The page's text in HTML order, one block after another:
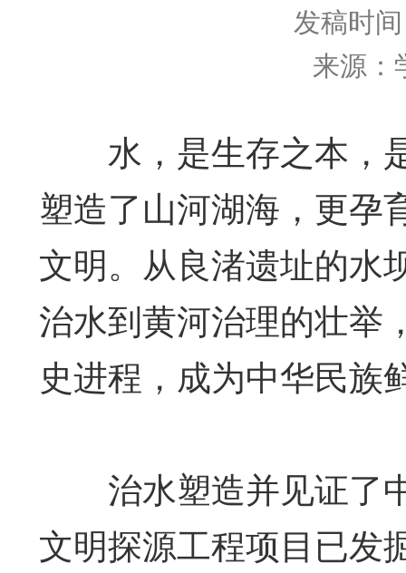
发稿时
来源：
水，是生存之本，
塑造了山河湖海，更孕
文明。从良渚遗址的水
治水到黄河治理的壮举
史进程，成为中华民族
治水塑造并见证了
文明探源工程项目已发